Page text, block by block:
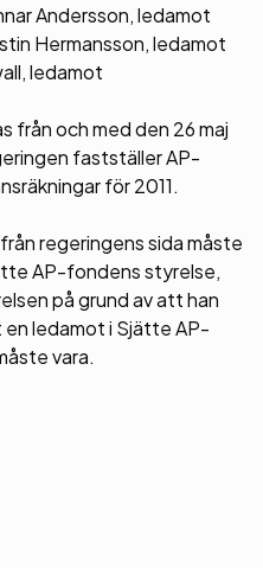
Andersson, ledamot
Hermansson, ledamot
ledamot
från och med den 26 maj
fastställer AP-
för 2011.
regeringens sida måste
AP-fondens styrelse,
på grund av att han
ledamot i Sjätte AP-
vara.